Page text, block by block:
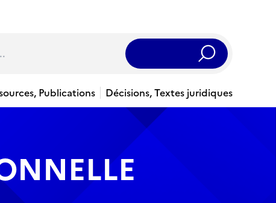
Rechercher
Publications Décisions, Textes juridiques